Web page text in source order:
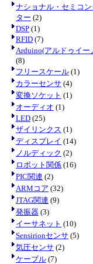
ナショナル・セミコン
ター (2)
DSP (1)
RFID (7)
Arduino(アルドゥイー
(8)
フリースケール (1)
カラーセンサ (4)
変換ソケット (1)
オーディオ (1)
LED (25)
ザイリンクス (1)
ディスプレイ (14)
ノルディック (2)
ロボット関係 (16)
PIC関連 (2)
ARMコア (32)
JTAG関連 (9)
発振器 (3)
イーサネット (10)
Sensirionセンサ (5)
気圧センサ (2)
ケーブル (7)